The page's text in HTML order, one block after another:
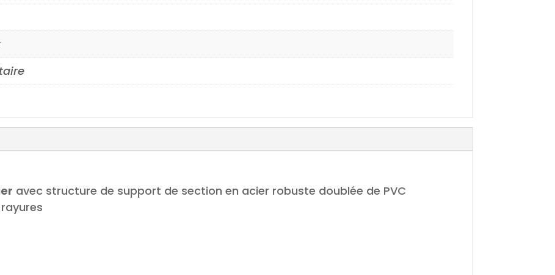
avec structure de support de section en acier robuste doublée de PVC